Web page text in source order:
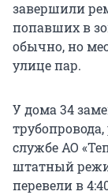
завершили
попавших в
обычно, но
улице пар.
У дома 34
службе АО
штатный
перевели в